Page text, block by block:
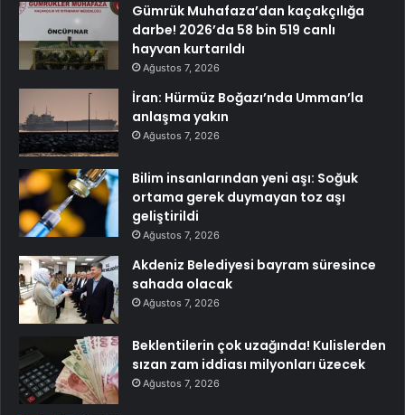
Gümrük Muhafaza’dan kaçakçılığa
darbe! 2026’da 58 bin 519 canlı
hayvan kurtarıldı
Ağustos 7, 2026
İran: Hürmüz Boğazı’nda Umman’la
anlaşma yakın
Ağustos 7, 2026
Bilim insanlarından yeni aşı: Soğuk
ortama gerek duymayan toz aşı
geliştirildi
Ağustos 7, 2026
Akdeniz Belediyesi bayram süresince
sahada olacak
Ağustos 7, 2026
Beklentilerin çok uzağında! Kulislerden
sızan zam iddiası milyonları üzecek
Ağustos 7, 2026